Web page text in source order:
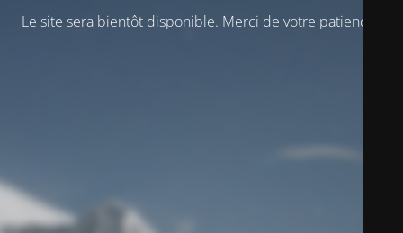
Le site sera bientôt disponible. Merci de votre patience !